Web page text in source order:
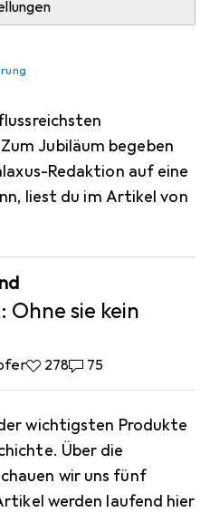
Jobs und Steve
Jubiläum begeben
Redaktion auf eine
liest du im Artikel von
Ohne sie kein
278 Likes
27875 Kommentare
75
wichtigsten Produkte
Über die
wir uns fünf
werden laufend hier